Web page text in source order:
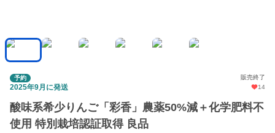
予約 販売終了
2025年9月に発送 14
酸味系希少りんご「彩香」農薬50%減＋化学肥料不
使用 特別栽培認証取得 良品